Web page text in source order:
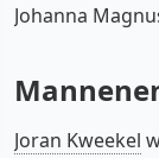
Johanna
Joran Kweekel